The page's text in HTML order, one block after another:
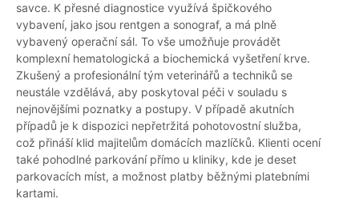
savce. K přesné diagnostice využívá špičkového
vybavení, jako jsou rentgen a sonograf, a má plně
vybavený operační sál. To vše umožňuje provádět
komplexní hematologická a biochemická vyšetření krve.
Zkušený a profesionální tým veterinářů a techniků se
neustále vzdělává, aby poskytoval péči v souladu s
nejnovějšími poznatky a postupy. V případě akutních
případů je k dispozici nepřetržitá pohotovostní služba,
což přináší klid majitelům domácích mazlíčků. Klienti ocení
také pohodlné parkování přímo u kliniky, kde je deset
parkovacích míst, a možnost platby běžnými platebními
kartami.